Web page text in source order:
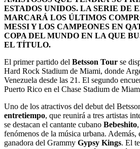
ESTADOS UNIDOS. LA SERIE DE
MARCARÁ LOS ÚLTIMOS
MESSI Y LOS CAMPEONES EN
COPA DEL MUNDO EN LA QUE
EL TÍTULO.
El primer partido del Betsson Tour se
Hard Rock Stadium de Miami, donde
Venezuela desde las 21. El segundo
Puerto Rico en el Chase Stadium de
Uno de los atractivos del debut del
entretiempo, que reunirá a tres artistas
se destacan el cantante cubano Bebeshito
fenómenos de la música urbana. Además,
ganadora del Grammy Gypsy Kings. El